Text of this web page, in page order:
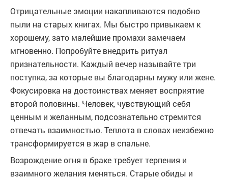
Отрицательные эмоции накапливаются подобно
пыли на старых книгах. Мы быстро привыкаем к
хорошему, зато малейшие промахи замечаем
мгновенно. Попробуйте внедрить ритуал
признательности. Каждый вечер называйте три
поступка, за которые вы благодарны мужу или жене.
Фокусировка на достоинствах меняет восприятие
второй половины. Человек, чувствующий себя
ценным и желанным, подсознательно стремится
отвечать взаимностью. Теплота в словах неизбежно
трансформируется в жар в спальне.
Возрождение огня в браке требует терпения и
взаимного желания меняться. Старые обиды и